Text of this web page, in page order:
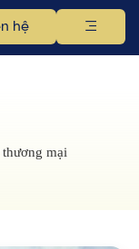
hệ
mại